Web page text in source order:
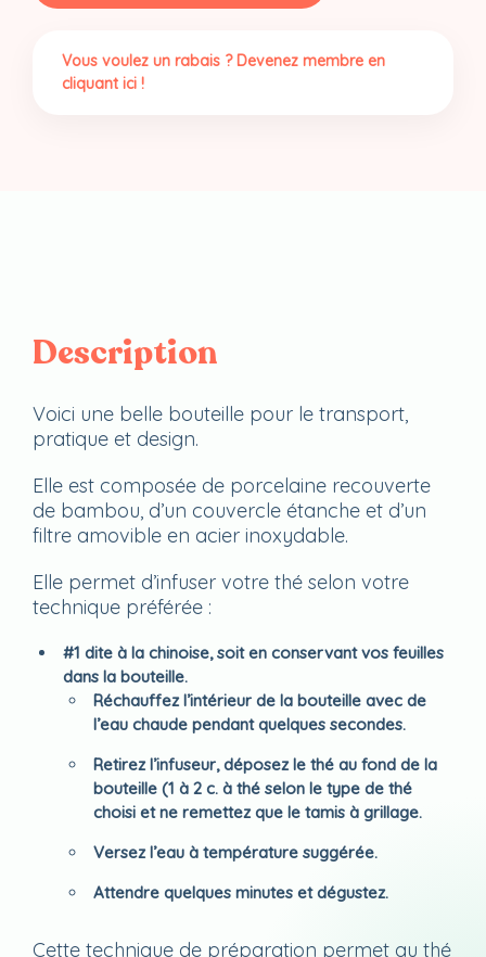
à
en
porcelaine
Vous voulez un rabais ? Devenez membre en
cliquant ici !
Description
Voici une belle bouteille pour le transport,
pratique et design.
Elle est composée de porcelaine recouverte
de bambou, d’un couvercle étanche et d’un
filtre amovible en acier inoxydable.
Elle permet d’infuser votre thé selon votre
technique préférée :
#1 dite à la chinoise, soit en conservant vos feuilles
dans la bouteille.
Réchauffez l’intérieur de la bouteille avec de
l’eau chaude pendant quelques secondes.
Retirez l’infuseur, déposez le thé au fond de la
bouteille (1 à 2 c. à thé selon le type de thé
choisi et ne remettez que le tamis à grillage.
Versez l’eau à température suggérée.
Attendre quelques minutes et dégustez.
Cette technique de préparation permet au thé